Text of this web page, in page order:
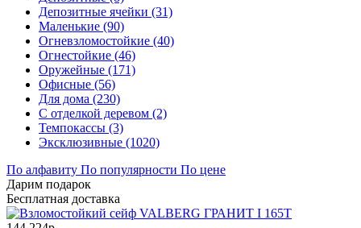
Депозитные ячейки (31)
Маленькие (90)
Огневзломостойкие (40)
Огнестойкие (46)
Оружейные (171)
Офисные (56)
Для дома (230)
С отделкой деревом (2)
Темпокассы (3)
Эксклюзивные (1020)
По алфавиту По популярности По цене
Дарим подарок
Бесплатная доставка